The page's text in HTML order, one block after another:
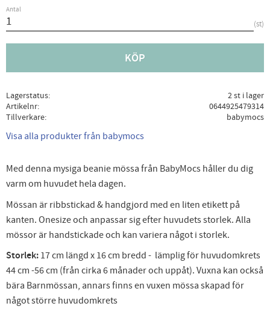
Antal
st
KÖP
Lagerstatus
2 st i lager
Artikelnr
0644925479314
Tillverkare
babymocs
Visa alla produkter från babymocs
Med denna mysiga beanie mössa från BabyMocs håller du dig
varm om huvudet hela dagen.
Mössan är ribbstickad & handgjord med en liten etikett på
kanten. Onesize och anpassar sig efter huvudets storlek. Alla
mössor är handstickade och kan variera något i storlek.
Storlek: 17 cm längd x 16 cm bredd - lämplig för huvudomkrets
44 cm -56 cm (från cirka 6 månader och uppåt). Vuxna kan också
bära Barnmössan, annars finns en vuxen mössa skapad för
något större huvudomkrets